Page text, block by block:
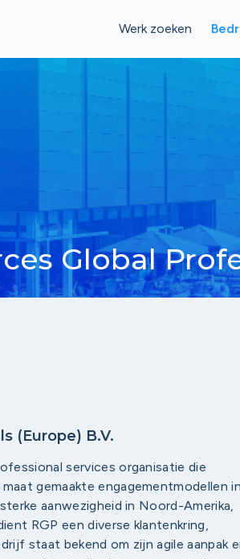
Werk zoeken
Global
(Europe) B.V.
services organisatie die
gemaakte engagementmodellen in
aanwezigheid in Noord-Amerika,
RGP een diverse klantenkring,
staat bekend om zijn agile aanpak